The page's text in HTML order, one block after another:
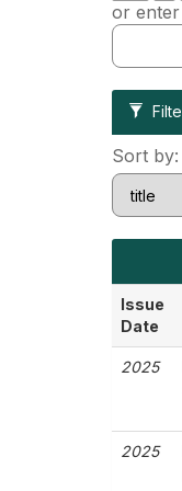
or
Sort by:
Issue
Date
2025
2025